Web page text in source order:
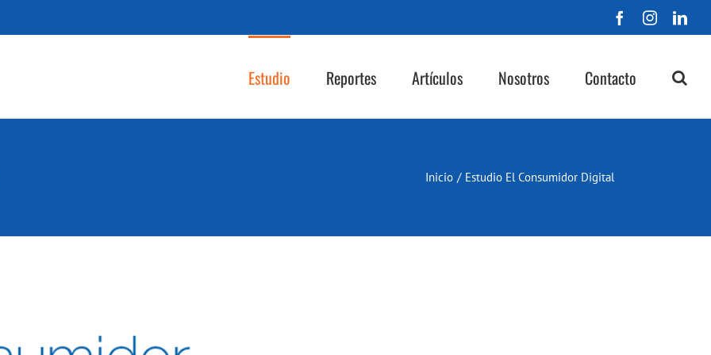
Facebook
Estudio Reportes Artículos Nosotros Contacto
Inicio / Estudio El Consumidor Digital